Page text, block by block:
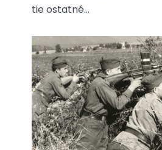
tie ostatné...